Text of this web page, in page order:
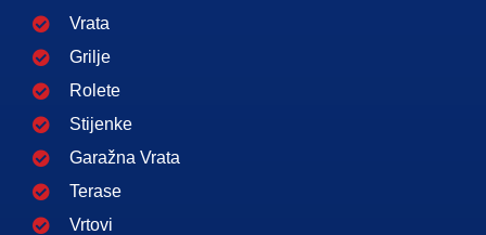
Vrata
Grilje
Rolete
Stijenke
Garažna Vrata
Terase
Vrtovi